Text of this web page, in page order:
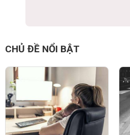
CHỦ ĐỀ NỔI BẬT